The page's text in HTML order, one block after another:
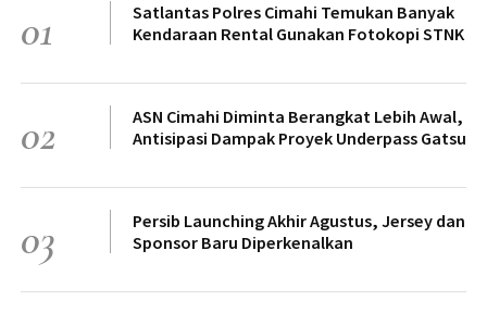
01
Satlantas Polres Cimahi Temukan Banyak
Kendaraan Rental Gunakan Fotokopi STNK
02
ASN Cimahi Diminta Berangkat Lebih Awal,
Antisipasi Dampak Proyek Underpass Gatsu
03
Persib Launching Akhir Agustus, Jersey dan
Sponsor Baru Diperkenalkan